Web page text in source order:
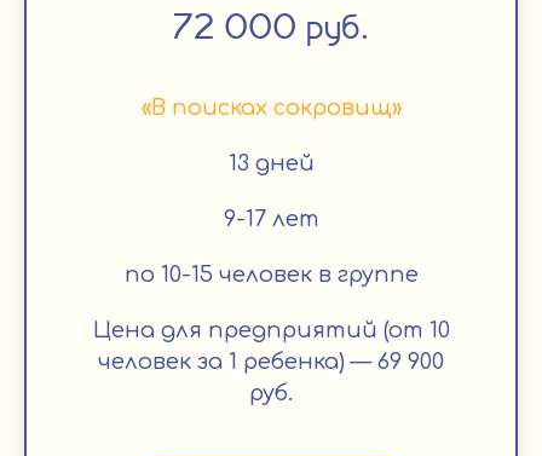
72 000 руб.
«В поисках сокровищ»
13 дней
9-17 лет
по 10-15 человек в группе
Цена для предприятий (от 10
человек за 1 ребенка) — 69 900
руб.